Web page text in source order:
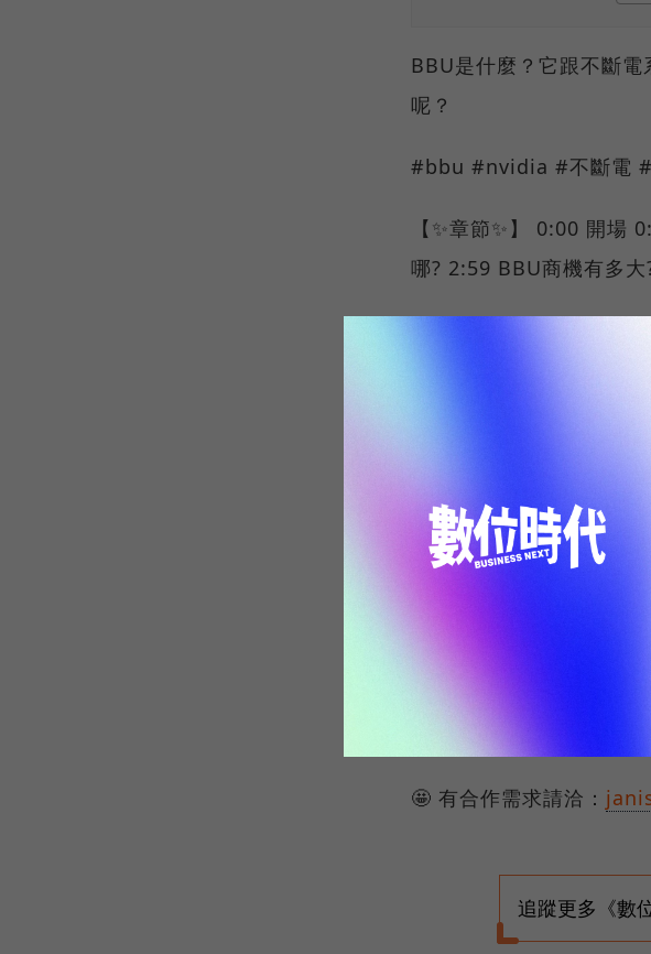
BBU是什麼？它跟不斷
呢？
#bbu #nvidia #不斷電
【✨章節✨】 0:00 開場
哪? 2:59 BBU商機有多
白話科技｜BBU是什麼
https://
👉IG追起來：https://
https://
https://pse.is/5jkg9k
【🖥️製作團隊🎥】 監製
剪輯｜陳姿伶 採訪｜黃詩
🤩 有合作需求請洽：
追蹤更多《數